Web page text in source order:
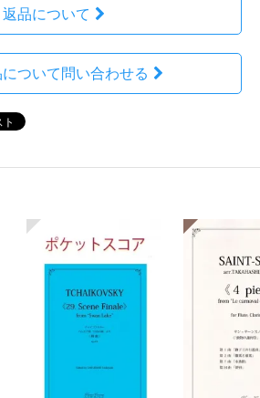
返品について
ついて問い合わせる